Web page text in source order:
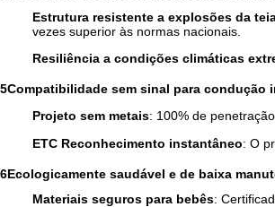
Estrutura resistente a explosões da
vezes superior às normas nacionais.
Resiliência a condições climáticas
5Compatibilidade sem sinal para condução
Projeto sem metais: 100% de
ETC Reconhecimento instantâneo: O
6Ecologicamente saudável e de baixa
Materiais seguros para bebês: